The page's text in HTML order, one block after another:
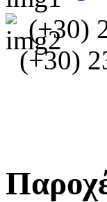
(+30)
(+30)